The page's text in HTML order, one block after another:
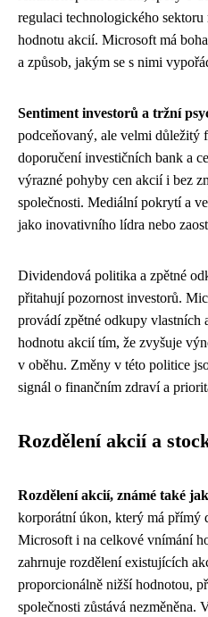
regulaci technologického
hodnotu akcií. Microsoft má
a způsob, jakým se s nimi
Sentiment investorů a tržní
podceňovaný, ale velmi důležitý
doporučení investičních bank a
výrazné pohyby cen akcií i bez
společnosti. Mediální pokrytí a
jako inovativního lídra nebo
Dividendová politika a zpětné
přitahují pozornost investorů.
provádí zpětné odkupy
hodnotu akcií tím, že zvyšuje
v oběhu. Změny v této politice
signál o finančním zdraví a
Rozdělení akcií a
Rozdělení akcií, známé také
korporátní úkon, který má přímý
Microsoft i na celkové vnímání
zahrnuje rozdělení existujících
proporcionálně nižší hodnotou,
společnosti zůstává